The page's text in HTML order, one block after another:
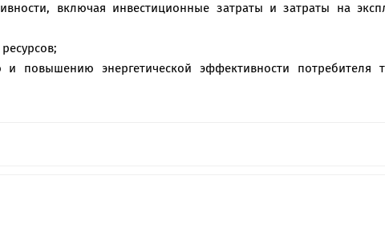
включая инвестиционные затраты и затраты на
энергетической эффективности потребителя